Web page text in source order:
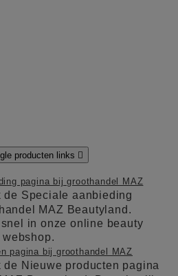
producten links 
pagina bij groothandel MAZ
de Speciale aanbieding
MAZ Beautyland.
in onze online beauty
pagina bij groothandel MAZ
de Nieuwe producten pagina